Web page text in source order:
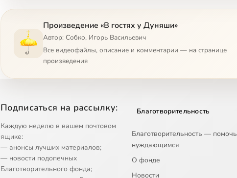
В гостях у Дуняши. 12 месяцев, ч.08 (Лествица)
10 В гостях у Дуняши. 12 месяцев, ч.09 (Лествица)
13 В гостях у Дуняши. 12 месяцев, ч.12 (Лествица)
14 В гостях у Дуняши 2 (Лествица)
Произведение «В гостях у Дуняши»
Автор: Собко, Игорь Васильевич
Все видеофайлы, описание и комментарии — на странице
произведения
Подписаться на рассылку:
Каждую неделю в вашем почтовом
ящике:
— анонсы лучших материалов;
— новости подопечных
Благотворительного фонда;
Благотворительность
Благотворительность — помочь
нуждающимся
О фонде
Новости